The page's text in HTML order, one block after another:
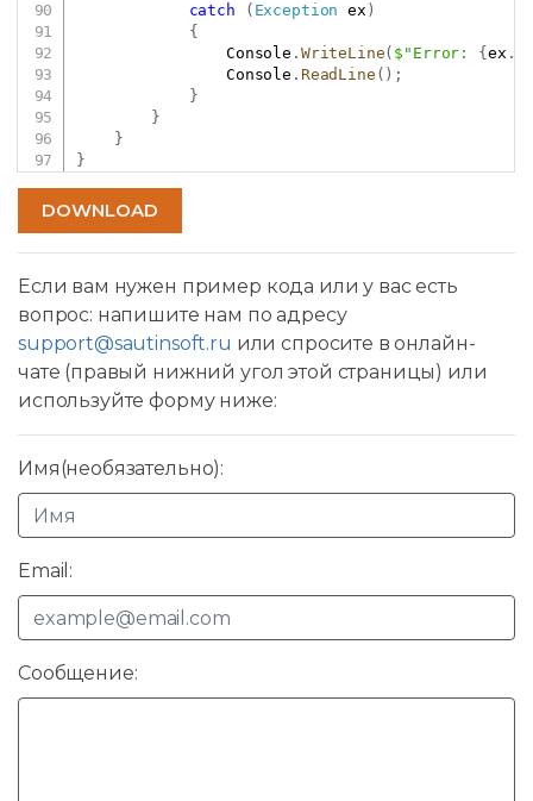
catch
( Exception ex )
{
                Console
. WriteLine( $"Error: { ex .
                Console
. ReadLine ( ) ;
}
}
}
}
DOWNLOAD
Если вам нужен пример кода или у вас есть
вопрос: напишите нам по адресу
support@sautinsoft.ru или спросите в онлайн-
чате (правый нижний угол этой страницы) или
используйте форму ниже:
Имя(необязательно):
Email:
Сообщение: